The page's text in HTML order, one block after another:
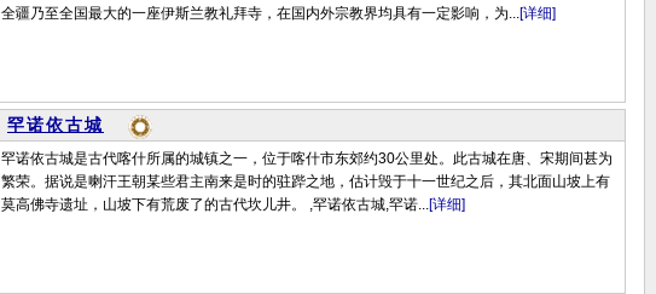
全疆乃至全国最大的一座伊斯兰教礼拜寺，在国内外宗教界均具有一定影响，为...[详细]
罕诺依古城
罕诺依古城是古代喀什所属的城镇之一，位于喀什市东郊约30公里处。此古城在唐、宋期间甚为
繁荣。据说是喇汗王朝某些君主南来是时的驻跸之地，估计毁于十一世纪之后，其北面山坡上有
莫高佛寺遗址，山坡下有荒废了的古代坎儿井。 ,罕诺依古城,罕诺...[详细]